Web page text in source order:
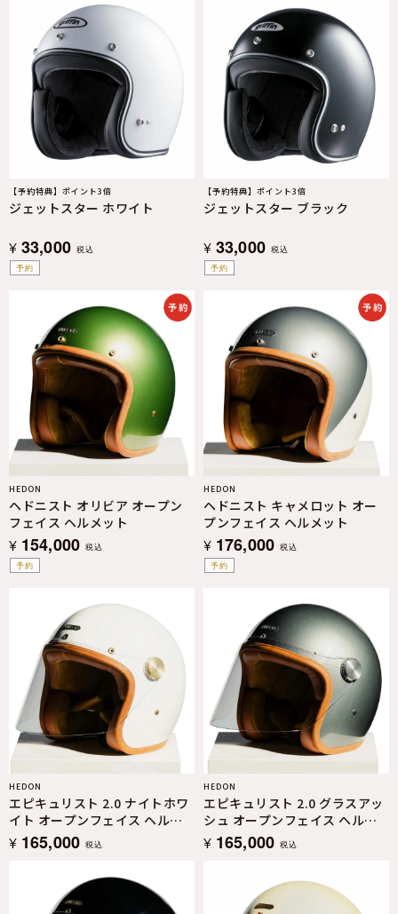
予約
【予約特典】ポイント3倍
ジェットスター ホワイト
¥ 33,000 税込
予約
【予約特典】ポイント3倍
ジェットスター ブラック
¥ 33,000 税込
予約
HEDON
ヘドニスト オリビア オープン
フェイス ヘルメット
¥ 154,000 税込
予約
HEDON
ヘドニスト キャメロット オー
プンフェイス ヘルメット
¥ 176,000 税込
HEDON
エピキュリスト 2.0 ナイトホワ
イト オープンフェイス ヘルメ
ット
¥ 165,000 税込
HEDON
エピキュリスト 2.0 グラスアッ
シュ オープンフェイス ヘルメ
ット
¥ 165,000 税込